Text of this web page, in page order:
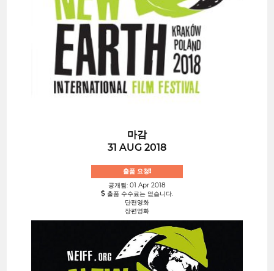
마감
31 AUG 2018
출품 요청!
공개됨: 01 Apr 2018
출품 수수료는 없습니다.
단편영화
장편영화